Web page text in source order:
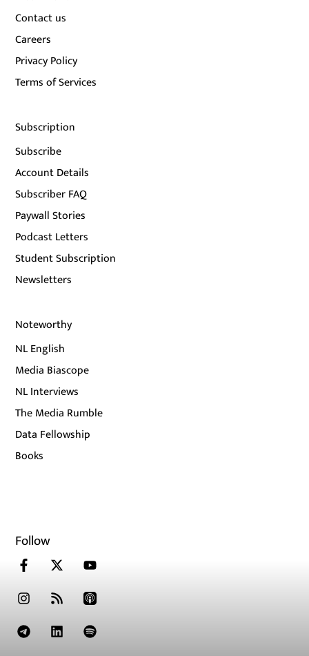
Contact us
Careers
Privacy Policy
Terms of Services
Subscription
Subscribe
Account Details
Subscriber FAQ
Paywall Stories
Podcast Letters
Student Subscription
Newsletters
Noteworthy
NL English
Media Biascope
NL Interviews
The Media Rumble
Data Fellowship
Books
Follow